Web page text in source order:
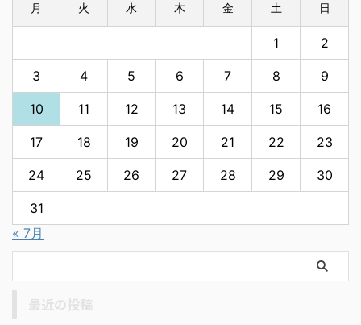
月 火 水 木 金 土 日
1 2
3 4 5 6 7 8 9
10 11 12 13 14 15 16
17 18 19 20 21 22 23
24 25 26 27 28 29 30
31
« 7月